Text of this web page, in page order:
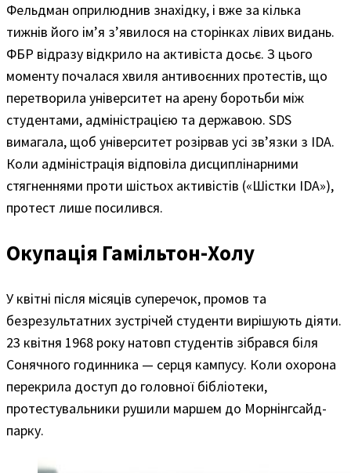
Фельдман оприлюднив знахідку, і вже за кілька
тижнів його ім’я з’явилося на сторінках лівих видань.
ФБР відразу відкрило на активіста досьє. З цього
моменту почалася хвиля антивоєнних протестів, що
перетворила університет на арену боротьби між
студентами, адміністрацією та державою. SDS
вимагала, щоб університет розірвав усі зв’язки з IDA.
Коли адміністрація відповіла дисциплінарними
стягненнями проти шістьох активістів («Шістки IDA»),
протест лише посилився.
Окупація Гамільтон-Холу
У квітні після місяців суперечок, промов та
безрезультатних зустрічей студенти вирішують діяти.
23 квітня 1968 року натовп студентів зібрався біля
Сонячного годинника — серця кампусу. Коли охорона
перекрила доступ до головної бібліотеки,
протестувальники рушили маршем до Морнінгсайд-
парку.